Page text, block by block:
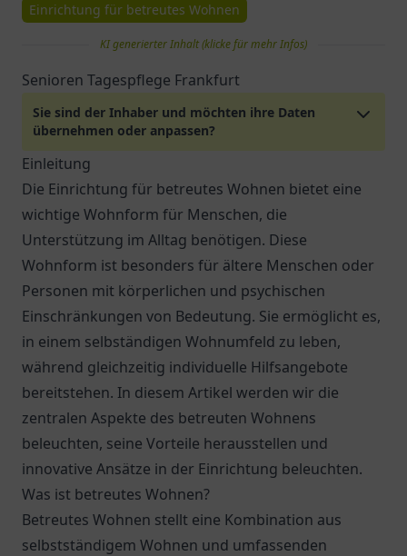
Einrichtung für betreutes Wohnen
KI generierter Inhalt (klicke für mehr Infos)
Senioren Tagespflege Frankfurt
Sie sind der Inhaber und möchten ihre Daten
übernehmen oder anpassen?
Einleitung
Die Einrichtung für betreutes Wohnen bietet eine
wichtige Wohnform für Menschen, die
Unterstützung im Alltag benötigen. Diese
Wohnform ist besonders für ältere Menschen oder
Personen mit körperlichen und psychischen
Einschränkungen von Bedeutung. Sie ermöglicht es,
in einem selbständigen Wohnumfeld zu leben,
während gleichzeitig individuelle Hilfsangebote
bereitstehen. In diesem Artikel werden wir die
zentralen Aspekte des betreuten Wohnens
beleuchten, seine Vorteile herausstellen und
innovative Ansätze in der Einrichtung beleuchten.
Was ist betreutes Wohnen?
Betreutes Wohnen stellt eine Kombination aus
selbstständigem Wohnen und umfassenden